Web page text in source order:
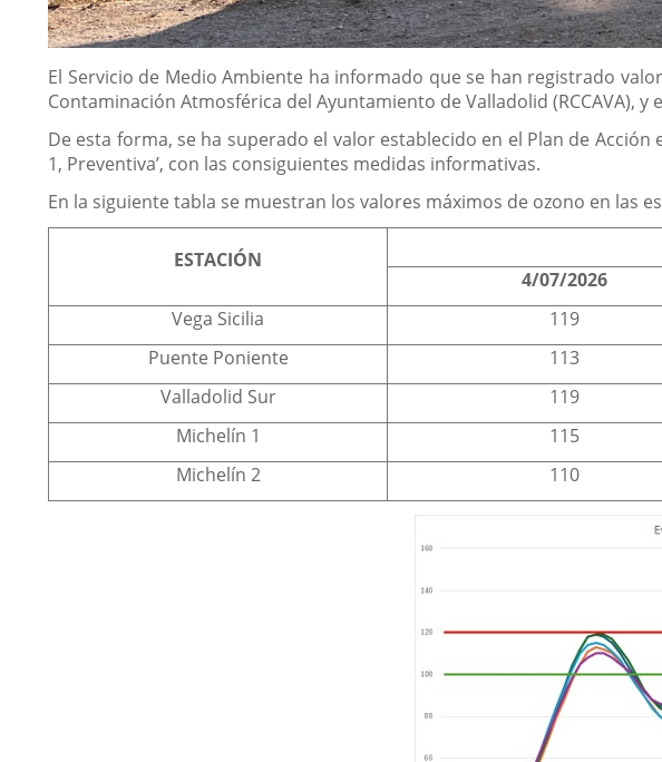
Descripción
El Servicio de Medio Ambiente ha informado que se han registrado
Contaminación Atmosférica del Ayuntamiento de Valladolid (RCCAVA),
De esta forma, se ha superado el valor establecido en el Plan de
1, Preventiva’, con las consiguientes medidas informativas.
En la siguiente tabla se muestran los valores máximos de ozono en las
ESTACIÓN
4/07/2026
Vega Sicilia
119
Puente Poniente
113
Valladolid Sur
119
Michelín 1
115
Michelín 2
110